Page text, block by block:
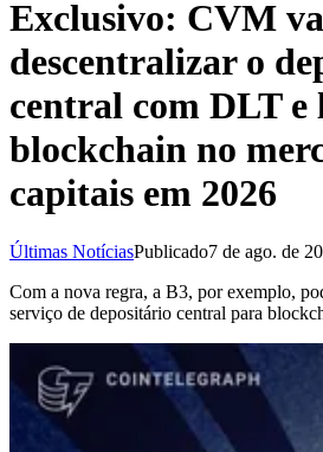
Exclusivo: CVM
descentralizar o
central com DLT
blockchain no
capitais em 2026
Últimas NotíciasPublicado7 de ago. de
Com a nova regra, a B3, por exemplo,
serviço de depositário central para